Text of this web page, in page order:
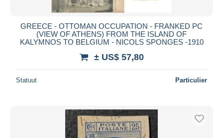
GREECE - OTTOMAN OCCUPATION - FRANKED PC
(VIEW OF ATHENS) FROM THE ISLAND OF
KALYMNOS TO BELGIUM - NICOLS SPONGES -1910
± US$ 57,80
Statuut Particulier